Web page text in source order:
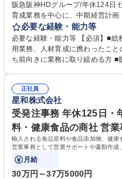
阪急阪神HDグループ/年休124日 仕事の内容 当社にて採用関係業務、人材
育成業務を中心に、中期経営計
定、さらに社内の重要会議の運営
務全般を担当していただきます。 【主な業務内容】 ■採用関係業務および
人材育成(社員研修)業務の推進 ■
投資計画等の策定 ■社内の重要会
務人事】経験者歓迎！/阪急阪神
必要な経験・能力等
必要な経験・能力等 【必須】■
用業務、人材育成に携わったことのある方 【求める人物像
ち前向きに業務に取り組める方
囲のメンバーと協調しつつ主体性
歴・資格 学歴：大学院 大学 高専
正社員
星和株式会社
受発注事務 年休125日・
料・健康食品の商社 営業
輸入される食品原料や食品添加物、健康
営業事務として営業サポートや書類作成
す。
月給
30万円～37万5000円